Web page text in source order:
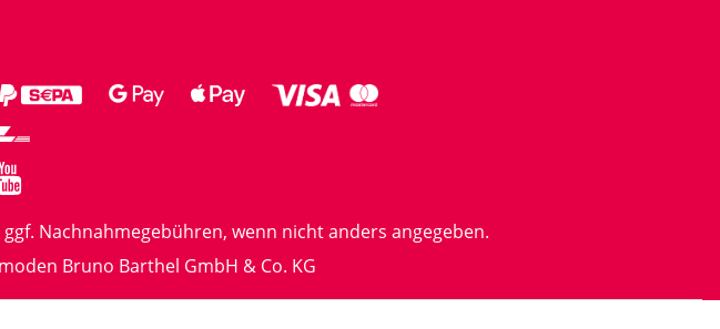
Nachnahmegebühren, wenn nicht anders angegeben.
Bruno Barthel GmbH & Co. KG